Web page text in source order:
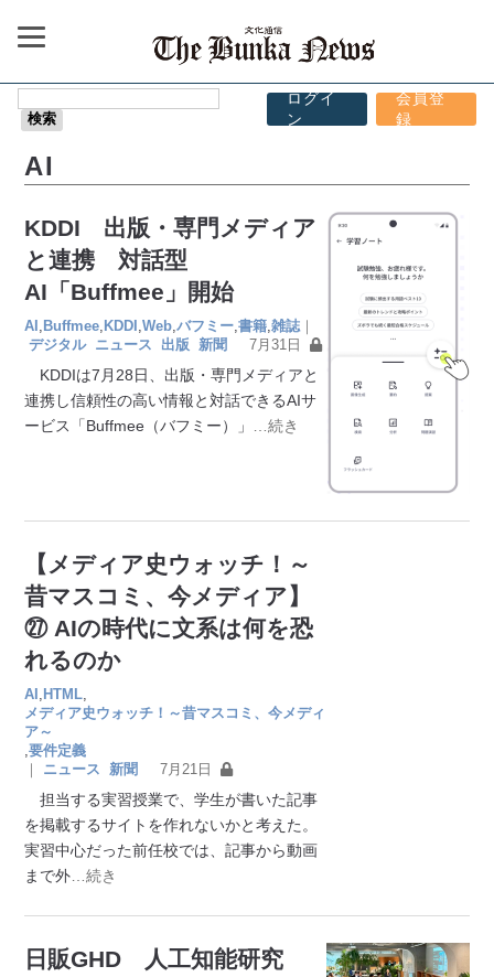
ログイ
ン
会員登
録
AI
KDDI 出版・専門メディア
と連携 対話型
AI「Buffmee」開始
AI Buffmee KDDI ,Web ,バフミー ,書籍 ,雑誌 ｜
デジタル ニュース 出版 新聞 7月31日
KDDIは7月28日、出版・専門メディアと
連携し信頼性の高い情報と対話できるAIサ
ービス「Buffmee（バフミー）」
…続き
【メディア史ウォッチ！～
昔マスコミ、今メディア】
㉗ AIの時代に文系は何を恐
れるのか
AI , HTML,
メディア史ウォッチ！～昔マスコミ、今メディ
ア～
,要件定義
｜
ニュース 新聞 7月21日
担当する実習授業で、学生が書いた記事
を掲載するサイトを作れないかと考えた。
実習中心だった前任校では、記事から動画
まで外…続き
日販GHD 人工知能研究